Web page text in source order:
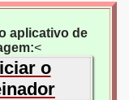
aplicativo de
<
o